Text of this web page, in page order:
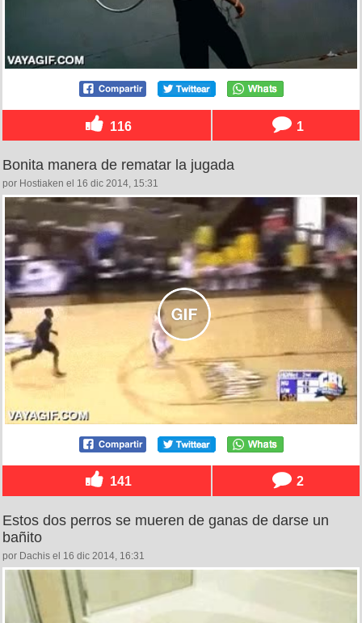
116 1
Bonita manera de rematar la jugada
por Hostiaken el 16 dic 2014, 15:31
141 2
Estos dos perros se mueren de ganas de darse un
bañito
por Dachis el 16 dic 2014, 16:31